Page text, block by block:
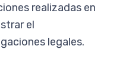
realizadas en
el
legales.